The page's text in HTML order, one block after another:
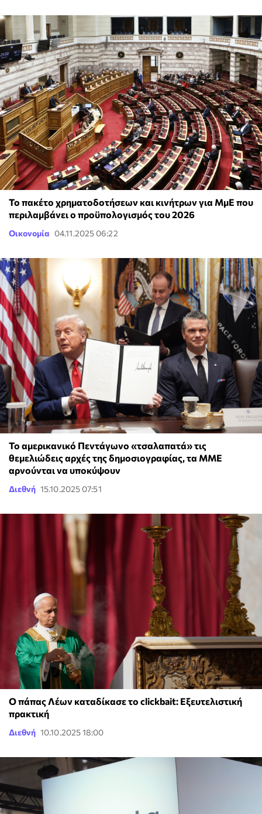
Το πακέτο χρηματοδοτήσεων και κινήτρων για ΜμΕ που
περιλαμβάνει ο προϋπολογισμός του 2026
Οικονομία 04.11.2025 06:22
Το αμερικανικό Πεντάγωνο «τσαλαπατά» τις
θεμελιώδεις αρχές της δημοσιογραφίας, τα ΜΜΕ
αρνούνται να υποκύψουν
Διεθνή 15.10.2025 07:51
Ο πάπας Λέων καταδίκασε το clickbait: Εξευτελιστική
πρακτική
Διεθνή 10.10.2025 18:00